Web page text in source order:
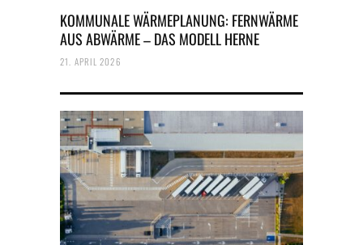
KOMMUNALE WÄRMEPLANUNG: FERNWÄRME
AUS ABWÄRME – DAS MODELL HERNE
21. APRIL 2026